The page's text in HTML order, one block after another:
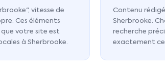
vitesse de
Ces éléments
votre site est
à Sherbrooke.
Contenu
Sherbrooke.
recherche
exactement ce